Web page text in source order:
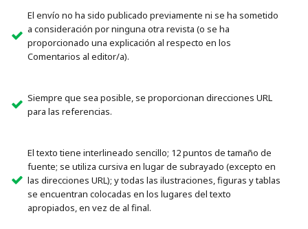
El envío no ha sido publicado previamente ni se ha sometido
a consideración por ninguna otra revista (o se ha
proporcionado una explicación al respecto en los
Comentarios al editor/a).
Siempre que sea posible, se proporcionan direcciones URL
para las referencias.
El texto tiene interlineado sencillo; 12 puntos de tamaño de
fuente; se utiliza cursiva en lugar de subrayado (excepto en
las direcciones URL); y todas las ilustraciones, figuras y tablas
se encuentran colocadas en los lugares del texto
apropiados, en vez de al final.